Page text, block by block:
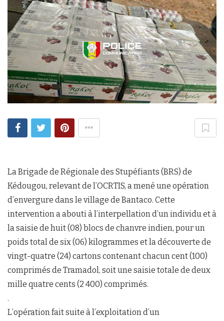
La Brigade de Régionale des Stupéfiants (BRS) de
Kédougou, relevant de l’OCRTIS, a mené une opération
d’envergure dans le village de Bantaco. Cette
intervention a abouti à l’interpellation d’un individu et à
la saisie de huit (08) blocs de chanvre indien, pour un
poids total de six (06) kilogrammes et la découverte de
vingt-quatre (24) cartons contenant chacun cent (100)
comprimés de Tramadol, soit une saisie totale de deux
mille quatre cents (2 400) comprimés.
.
L’opération fait suite à l’exploitation d’un